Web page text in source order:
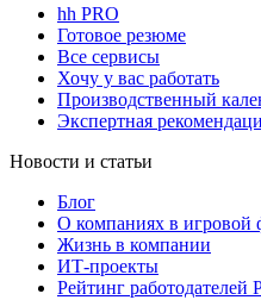
hh PRO
Готовое резюме
Все сервисы
Хочу у вас работать
Производственный
Экспертная
Новости и статьи
Блог
О компаниях в игровой
Жизнь в компании
ИТ-проекты
Рейтинг работодателей